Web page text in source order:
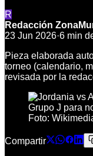
R
Redacción
23 Jun 2026·6 min
Pieza elaborada
torneo (calendario,
revisada por la
Foto:
Compartir